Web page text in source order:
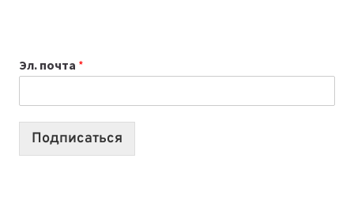
СОЗДАВАТЬ
ПРОДУКТЫ
Эл. почта *
Подписаться